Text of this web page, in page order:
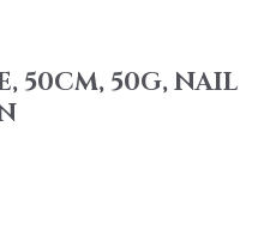
50CM, 50G, NAIL